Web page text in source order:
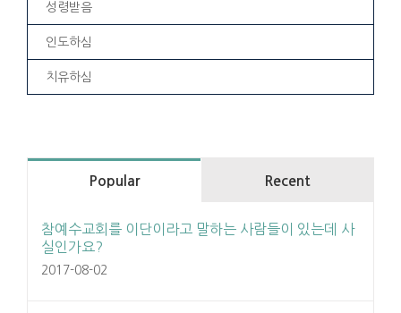
성령받음
인도하심
치유하심
Popular Recent
참예수교회를 이단이라고 말하는 사람들이 있는데 사
실인가요?
2017-08-02